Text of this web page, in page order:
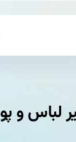
لباس و